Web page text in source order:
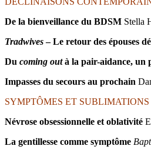
De la bienveillance du BDSM Stella
Tradwives– Le retour des épouses
Du coming outà la pair-aidance, un
Impasses du secours au prochain
SYMPTÔMES ET SUBLIMATIONS
Névrose obsessionnelle et oblativité
La gentillesse comme symptôme